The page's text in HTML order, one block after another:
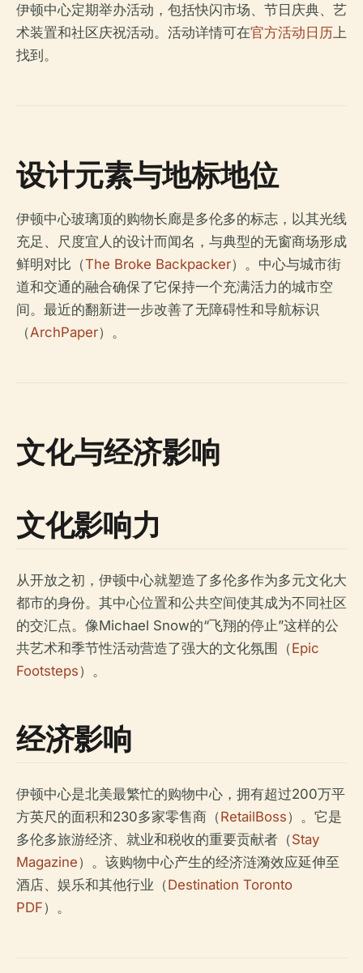
伊顿中心定期举办活动，包括快闪市场、节日庆典、艺
术装置和社区庆祝活动。活动详情可在官方活动日历上
找到。
设计元素与地标地位
伊顿中心玻璃顶的购物长廊是多伦多的标志，以其光线
充足、尺度宜人的设计而闻名，与典型的无窗商场形成
鲜明对比（The Broke Backpacker）。中心与城市街
道和交通的融合确保了它保持一个充满活力的城市空
间。最近的翻新进一步改善了无障碍性和导航标识
（ArchPaper）。
文化与经济影响
文化影响力
从开放之初，伊顿中心就塑造了多伦多作为多元文化大
都市的身份。其中心位置和公共空间使其成为不同社区
的交汇点。像Michael Snow的“飞翔的停止”这样的公
共艺术和季节性活动营造了强大的文化氛围（Epic
Footsteps）。
经济影响
伊顿中心是北美最繁忙的购物中心，拥有超过200万平
方英尺的面积和230多家零售商（RetailBoss）。它是
多伦多旅游经济、就业和税收的重要贡献者（Stay
Magazine）。该购物中心产生的经济涟漪效应延伸至
酒店、娱乐和其他行业（Destination Toronto
PDF）。